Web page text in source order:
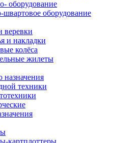
оборудование
швартовое оборудование
веревки
и накладки
колёса
жилеты
назначения
техники
картплоттеры